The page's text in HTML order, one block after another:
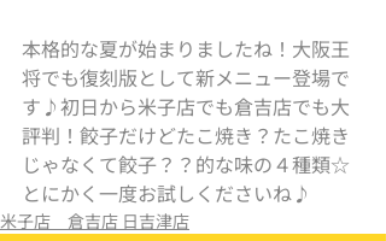
本格的な夏が始まりましたね！大阪王
将でも復刻版として新メニュー登場で
す♪初日から米子店でも倉吉店でも大
評判！餃子だけどたこ焼き？たこ焼き
じゃなくて餃子？？的な味の４種類☆
とにかく一度お試しくださいね♪
米子店 倉吉店 日吉津店